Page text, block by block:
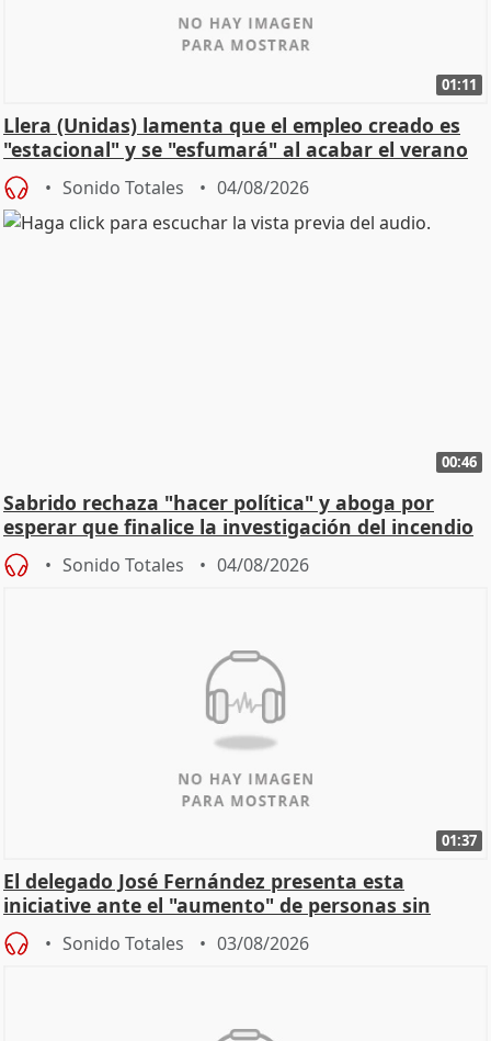
01:11
Llera (Unidas) lamenta que el empleo creado es
"estacional" y se "esfumará" al acabar el verano
Sonido Totales 04/08/2026
00:46
Sabrido rechaza "hacer política" y aboga por
esperar que finalice la investigación del incendio
Sonido Totales 04/08/2026
01:37
El delegado José Fernández presenta esta
iniciative ante el "aumento" de personas sin
hogar en Madri
Sonido Totales 03/08/2026